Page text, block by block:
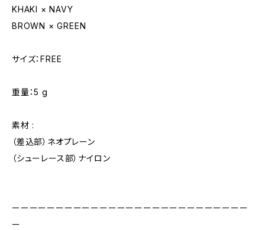
KHAKI × NAVY
BROWN × GREEN
サイズ：FREE
重量：5 g
素材 :
（差込部）ネオプレーン
（シューレース部）ナイロン
ーーーーーーーーーーーーーーーーーーーーーーーーーーー
ー